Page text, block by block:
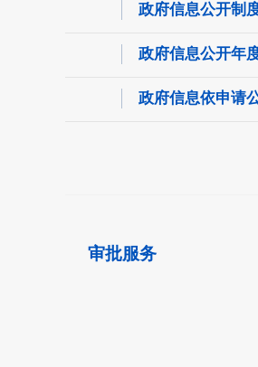
政府信息公开制
政府信息公开年
政府信息依申请
审批服务